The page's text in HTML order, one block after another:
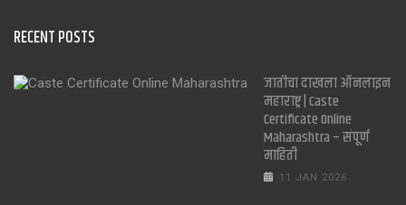
RECENT POSTS
जातीचा दाखला ऑनलाइन
महाराष्ट्र | Caste
Certificate Online
Maharashtra – संपूर्ण
माहिती
11 JAN 2026